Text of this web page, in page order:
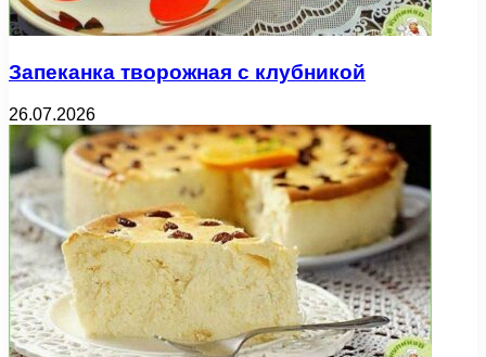
Запеканка творожная с клубникой
26.07.2026